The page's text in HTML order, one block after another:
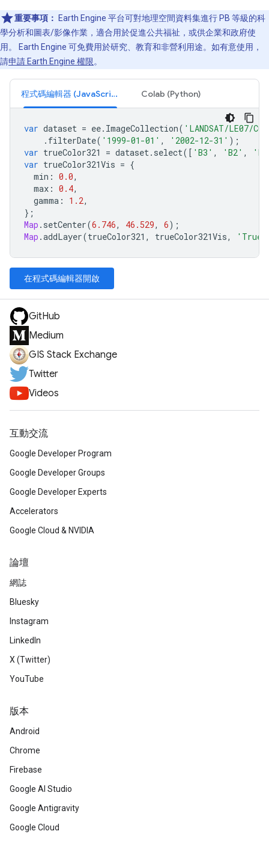
重要事項：
Earth Engine 平台可對地理空間資料集進行 PB 等級的科
學分析和圖表/影像作業，適合用於促進公共福祉，或供企業和政府使
用。 Earth Engine 可免費用於研究、教育和非營利用途。如有意使用，
請申請 Earth Engine 權限。
程式碼編輯器 (JavaScript) Colab (Python)
var dataset = ee. ImageCollection( 'LANDSAT/LE07/
. filterDate( '1999-01-01' , '2002-12-31' );
var trueColor321 = dataset. select([ 'B3' , 'B2' ,
var trueColor321Vis = {
min : 0.0,
max : 0.4,
gamma : 1.2,
};
Map . setCenter(6.746, 46.529, 6);
Map .addLayer(trueColor321 , trueColor321Vis, 'True
在程式碼編輯器開啟
GitHub
Medium
GIS Stack Exchange
Twitter
Videos
互動交流
Google Developer Program
Google Developer Groups
Google Developer Experts
Accelerators
Google Cloud & NVIDIA
論壇
網誌
Bluesky
Instagram
LinkedIn
X (Twitter)
YouTube
版本
Android
Chrome
Firebase
Google AI Studio
Google Antigravity
Google Cloud